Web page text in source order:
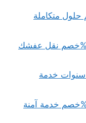
بـ35%خصم حلول متكاملة
نقل عفش من جدة الى جيزان بـ35%خصم نقل عفشك
نقل عفش جدة الحمدانية بخبرة 10 سنوات خدمة
عفش من جدة الى جازان بـ35%خصم خدمة آمنة